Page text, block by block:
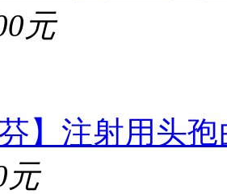
元
芬】注射用头
元